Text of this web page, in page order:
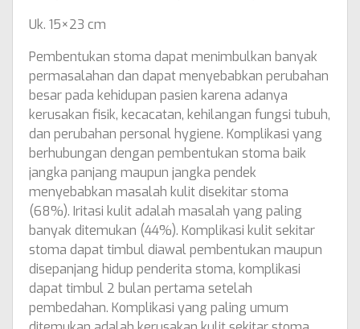
Uk. 15×23 cm
Pembentukan stoma dapat menimbulkan banyak
permasalahan dan dapat menyebabkan perubahan
besar pada kehidupan pasien karena adanya
kerusakan fisik, kecacatan, kehilangan fungsi tubuh,
dan perubahan personal hygiene. Komplikasi yang
berhubungan dengan pembentukan stoma baik
jangka panjang maupun jangka pendek
menyebabkan masalah kulit disekitar stoma
(68%). Iritasi kulit adalah masalah yang paling
banyak ditemukan (44%). Komplikasi kulit sekitar
stoma dapat timbul diawal pembentukan maupun
disepanjang hidup penderita stoma, komplikasi
dapat timbul 2 bulan pertama setelah
pembedahan. Komplikasi yang paling umum